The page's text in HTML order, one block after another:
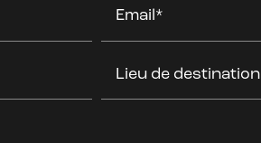
Email*
Lieu de destination